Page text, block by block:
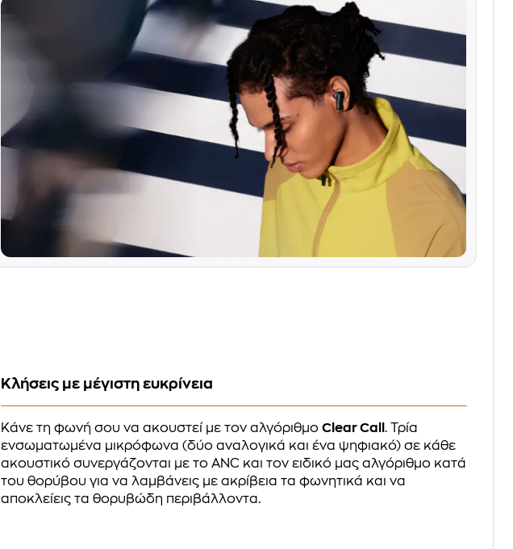
Κλήσεις με μέγιστη ευκρίνεια
Κάνε τη φωνή σου να ακουστεί με τον αλγόριθμοClear Call. Τρία
ενσωματωμένα μικρόφωνα (δύο αναλογικά και ένα ψηφιακό) σε κάθε
ακουστικό συνεργάζονται με το ANC και τον ειδικό μας αλγόριθμο κατά
του θορύβου για να λαμβάνεις με ακρίβεια τα φωνητικά και να
αποκλείεις τα θορυβώδη περιβάλλοντα.